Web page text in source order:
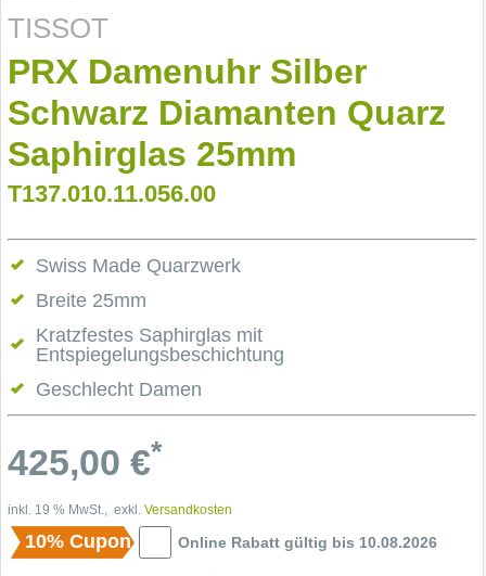
TISSOT
PRX Damenuhr Silber
Schwarz Diamanten Quarz
Saphirglas 25mm
T137.010.11.056.00
Swiss Made Quarzwerk
Breite 25mm
Kratzfestes Saphirglas mit
Entspiegelungsbeschichtung
Geschlecht Damen
425,00 €*
inkl. 19 % MwSt., exkl. Versandkosten
10% Cupon Online Rabatt gültig bis 10.08.2026